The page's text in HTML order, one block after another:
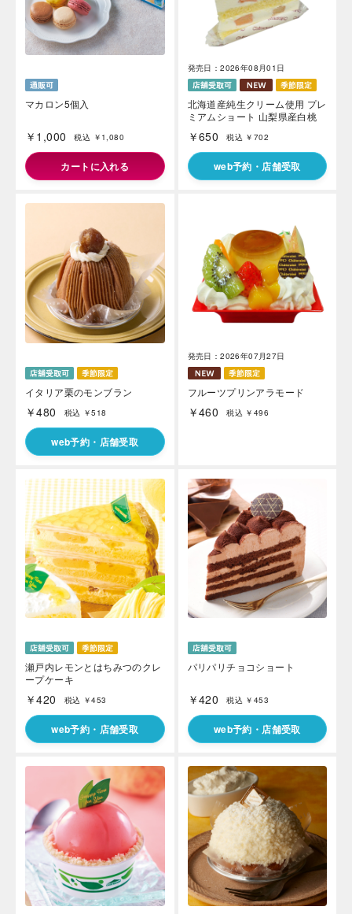
マカロン5個入
￥1,000 税込 ￥1,080
カートに入れる
発売日：2026年08月01日
北海道産純生クリーム使用 プレ
ミアムショート 山梨県産白桃
￥650 税込 ￥702
web予約・店舗受取
イタリア栗のモンブラン
￥480 税込 ￥518
web予約・店舗受取
発売日：2026年07月27日
フルーツプリンアラモード
￥460 税込 ￥496
瀬戸内レモンとはちみつのクレ
ープケーキ
￥420 税込 ￥453
web予約・店舗受取
パリパリチョコショート
￥420 税込 ￥453
web予約・店舗受取
つ時」という意味を込
雄大な八ヶ岳山麓の自
れる、こだわりのスイー
海外 Overseas shops
Indonesia
Singapore
Malaysia
Hong Kong
UAE
Thailand
Vietnam